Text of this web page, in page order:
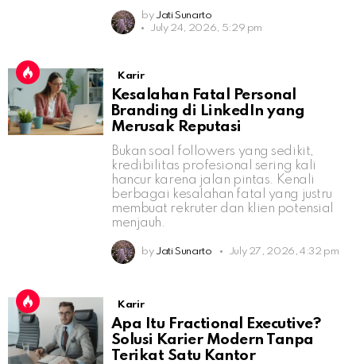
by Jati Sunarto
July 24, 2026, 5:29 pm
Karir
Kesalahan Fatal Personal
Branding di LinkedIn yang
Merusak Reputasi
Bukan soal followers yang sedikit,
kredibilitas profesional sering kali
hancur karena jalan pintas. Kenali
berbagai kesalahan fatal yang justru
membuat rekruter dan klien potensial
menjauh.
by Jati Sunarto July 27, 2026, 4:32 pm
Karir
Apa Itu Fractional Executive?
Solusi Karier Modern Tanpa
Terikat Satu Kantor